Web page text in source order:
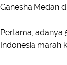
Ganesha Medan
Pertama, adanya
Indonesia marah